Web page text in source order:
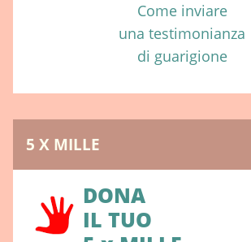
Come inviare
una testimonianza
di guarigione
5 X MILLE
DONA
IL TUO